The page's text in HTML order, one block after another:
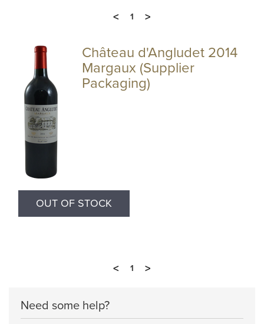
<
1 >
Château d'Angludet 2014
Margaux (Supplier
Packaging)
OUT OF STOCK
< 1 >
Need some help?